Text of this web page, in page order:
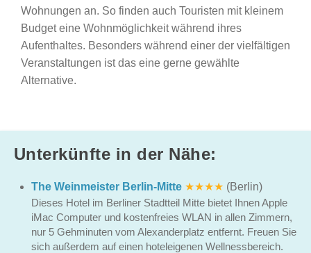
Wohnungen an. So finden auch Touristen mit kleinem
Budget eine Wohnmöglichkeit während ihres
Aufenthaltes. Besonders während einer der vielfältigen
Veranstaltungen ist das eine gerne gewählte
Alternative.
Unterkünfte in der Nähe:
The Weinmeister Berlin-Mitte ★★★★ (Berlin)
Dieses Hotel im Berliner Stadtteil Mitte bietet Ihnen Apple
iMac Computer und kostenfreies WLAN in allen Zimmern,
nur 5 Gehminuten vom Alexanderplatz entfernt. Freuen Sie
sich außerdem auf einen hoteleigenen Wellnessbereich.